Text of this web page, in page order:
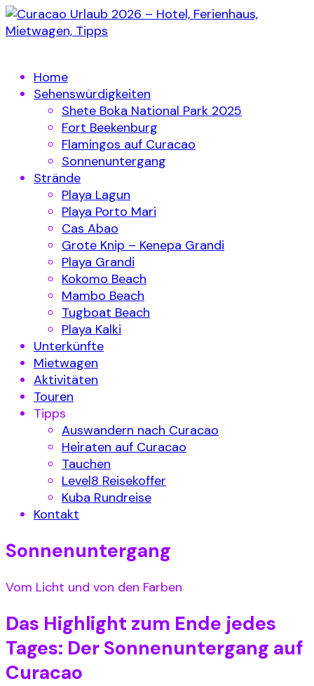
Home
Sehenswürdigkeiten
Shete Boka National Park 2025
Fort Beekenburg
Flamingos auf Curacao
Sonnenuntergang
Strände
Playa Lagun
Playa Porto Mari
Cas Abao
Grote Knip – Kenepa Grandi
Playa Grandi
Kokomo Beach
Mambo Beach
Tugboat Beach
Playa Kalki
Unterkünfte
Mietwagen
Aktivitäten
Touren
Tipps
Auswandern nach Curacao
Heiraten auf Curacao
Tauchen
Level8 Reisekoffer
Kuba Rundreise
Kontakt
Sonnenuntergang
Vom Licht und von den Farben
Das Highlight zum Ende jedes
Tages: Der Sonnenuntergang auf
Curacao